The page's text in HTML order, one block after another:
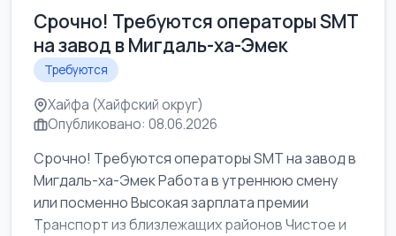
Срочно! Требуются операторы SMT
на завод в Мигдаль-ха-Эмек
Требуются
Хайфа (Хайфский округ)
Опубликовано: 08.06.2026
Срочно! Требуются операторы SMT на завод в
Мигдаль-ха-Эмек Работа в утреннюю смену
или посменно Высокая зарплата премии
Транспорт из близлежащих районов Чистое и